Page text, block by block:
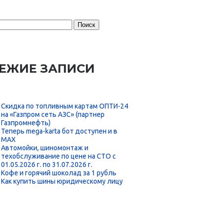
ЗАПИСИ
Скидка по топливным картам ОПТИ-24
на «Газпром сеть АЗС» (партнер
Газпромнефть)
Теперь mega-karta бот доступен и в
MAX
Автомойки, шиномонтаж и
техобслуживание по цене на СТО с
01.05.2026 г. по 31.07.2026 г.
Кофе и горячий шоколад за 1 рубль
Как купить шины юридическому лицу